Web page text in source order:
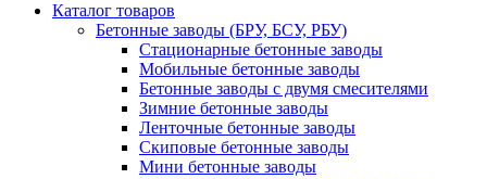
Каталог товаров
Бетонные заводы (БРУ, БСУ, РБУ)
Стационарные бетонные заводы
Мобильные бетонные заводы
Бетонные заводы с двумя смесителями
Зимние бетонные заводы
Ленточные бетонные заводы
Скиповые бетонные заводы
Мини бетонные заводы